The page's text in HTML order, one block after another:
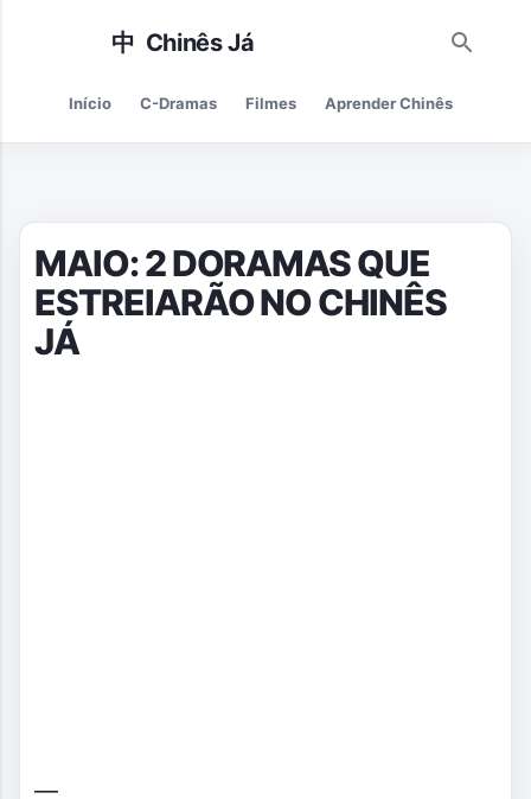
Pular para o conteúdo principal
Início C-Dramas Filmes Aprender Chinês
MAIO: 2 DORAMAS QUE
ESTREIARÃO NO CHINÊS
JÁ